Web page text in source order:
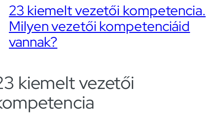
23 kiemelt vezetői kompetencia.
Milyen vezetői kompetenciáid
vannak?
kiemelt vezetői